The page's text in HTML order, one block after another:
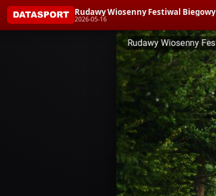
Rudawy Wiosenny Festiwal Biegowy
2026-05-16